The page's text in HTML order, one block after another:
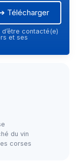
Télécharger
contacté(e)
et ses
du vin
corses